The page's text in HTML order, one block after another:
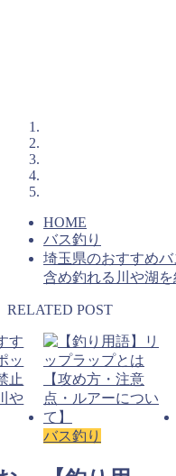
HOME
バス釣り
埼玉県のおすすめ
含め釣れる川や湖を
RELATED POST
バス釣り